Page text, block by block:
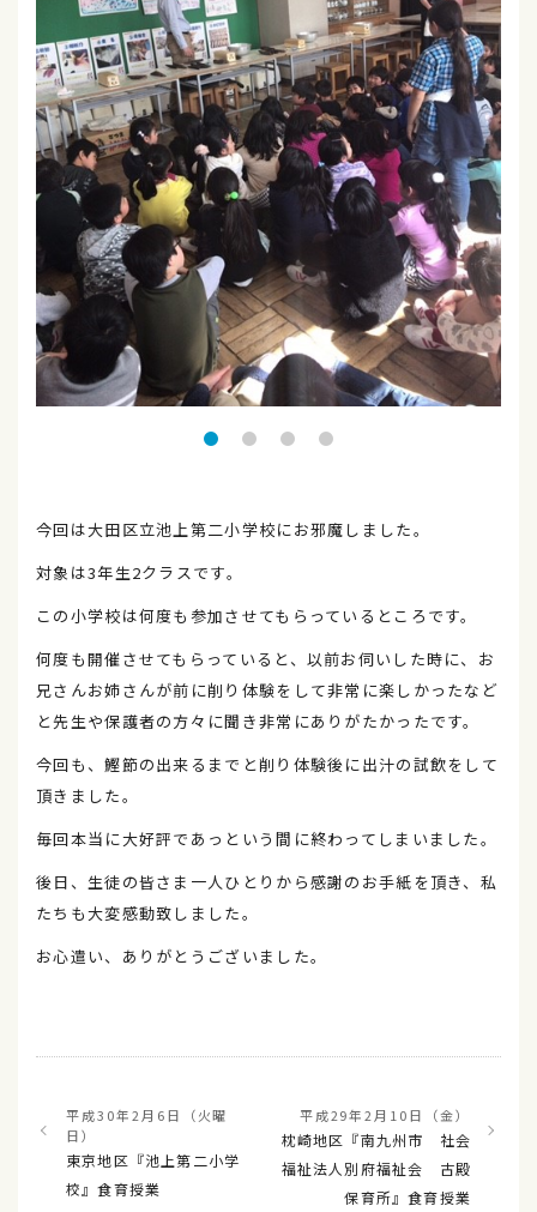
今回は大田区立池上第二小学校にお邪魔しました。
対象は3年生2クラスです。
この小学校は何度も参加させてもらっているところです。
何度も開催させてもらっていると、以前お伺いした時に、お
兄さんお姉さんが前に削り体験をして非常に楽しかったなど
と先生や保護者の方々に聞き非常にありがたかったです。
今回も、鰹節の出来るまでと削り体験後に出汁の試飲をして
頂きました。
毎回本当に大好評であっという間に終わってしまいました。
後日、生徒の皆さま一人ひとりから感謝のお手紙を頂き、私
たちも大変感動致しました。
お心遣い、ありがとうございました。
平成30年2月6日（火曜
日）
東京地区『池上第二小学
校』食育授業
平成29年2月10日（金）
枕崎地区『南九州市 社会
福祉法人別府福祉会 古殿
保育所』食育授業